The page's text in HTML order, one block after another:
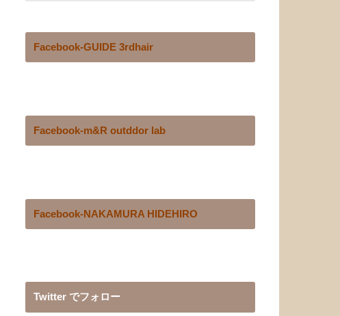
Facebook-GUIDE 3rdhair
Facebook-m&R outddor lab
Facebook-NAKAMURA HIDEHIRO
Twitter でフォロー